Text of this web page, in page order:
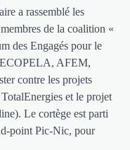
a rassemblé les
de la coalition «
des Engagés pour le
AFEM,
contre les projets
et le projet
Le cortège est parti
point Pic-Nic, pour